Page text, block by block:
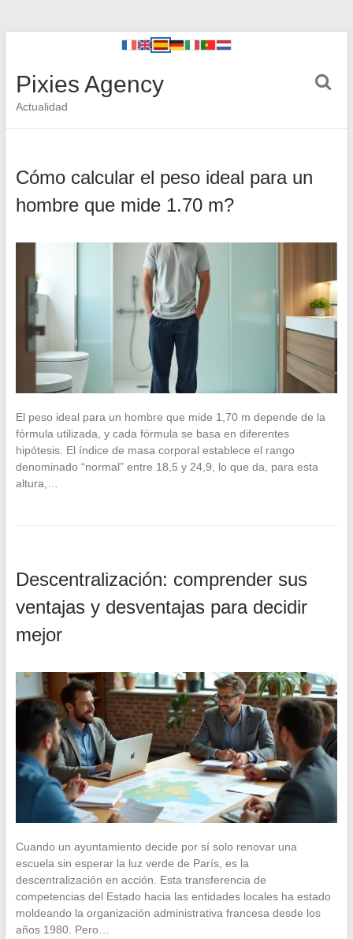
Pixies Agency
Actualidad
Cómo calcular el peso ideal para un
hombre que mide 1.70 m?
El peso ideal para un hombre que mide 1,70 m depende de la
fórmula utilizada, y cada fórmula se basa en diferentes
hipótesis. El índice de masa corporal establece el rango
denominado “normal” entre 18,5 y 24,9, lo que da, para esta
altura,…
Descentralización: comprender sus
ventajas y desventajas para decidir
mejor
Cuando un ayuntamiento decide por sí solo renovar una
escuela sin esperar la luz verde de París, es la
descentralización en acción. Esta transferencia de
competencias del Estado hacia las entidades locales ha estado
moldeando la organización administrativa francesa desde los
años 1980. Pero…